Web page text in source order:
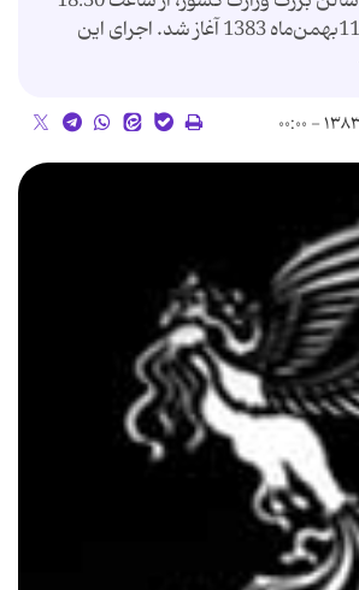
عصر روز یك‌شنبه 11بهمن‌ماه 1383 آغاز شد. اجرای این